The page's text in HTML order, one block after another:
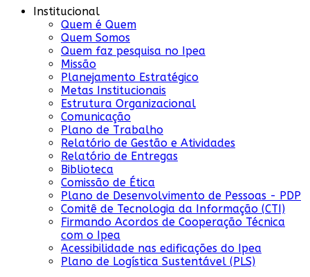
Institucional
Quem é Quem
Quem Somos
Quem faz pesquisa no Ipea
Missão
Planejamento Estratégico
Metas Institucionais
Estrutura Organizacional
Comunicação
Plano de Trabalho
Relatório de Gestão e Atividades
Relatório de Entregas
Biblioteca
Comissão de Ética
Plano de Desenvolvimento de Pessoas - PDP
Comitê de Tecnologia da Informação (CTI)
Firmando Acordos de Cooperação Técnica
com o Ipea
Acessibilidade nas edificações do Ipea
Plano de Logística Sustentável (PLS)